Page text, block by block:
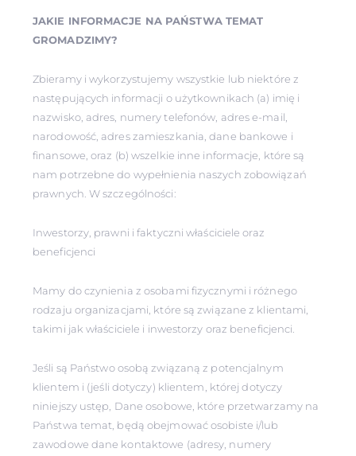
JAKIE INFORMACJE NA PAŃSTWA TEMAT
GROMADZIMY?
Zbieramy i wykorzystujemy wszystkie lub niektóre z
następujących informacji o użytkownikach (a) imię i
nazwisko, adres, numery telefonów, adres e-mail,
narodowość, adres zamieszkania, dane bankowe i
finansowe, oraz (b) wszelkie inne informacje, które są
nam potrzebne do wypełnienia naszych zobowiązań
prawnych. W szczególności:
Inwestorzy, prawni i faktyczni właściciele oraz
beneficjenci
Mamy do czynienia z osobami fizycznymi i różnego
rodzaju organizacjami, które są związane z klientami,
takimi jak właściciele i inwestorzy oraz beneficjenci.
Jeśli są Państwo osobą związaną z potencjalnym
klientem i (jeśli dotyczy) klientem, której dotyczy
niniejszy ustęp, Dane osobowe, które przetwarzamy na
Państwa temat, będą obejmować osobiste i/lub
zawodowe dane kontaktowe (adresy, numery